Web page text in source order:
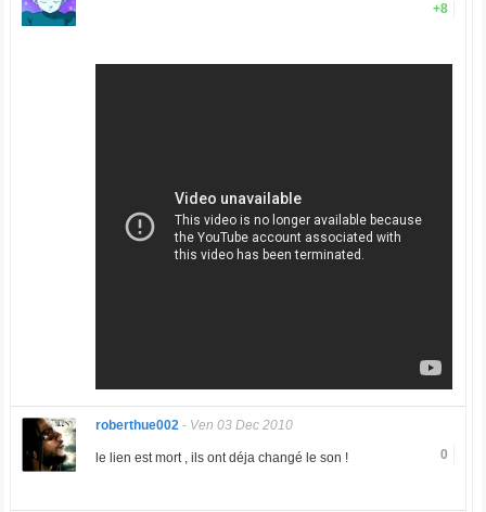
+8
roberthue002- Ven 03 Dec 2010
0
le lien est mort , ils ont déja changé le son !